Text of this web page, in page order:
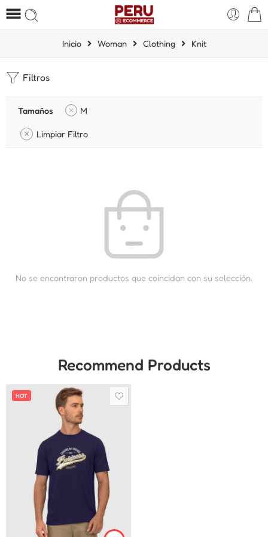
Inicio Woman Clothing Knit
Filtros
Tamaños M
Limpiar Filtro
No se encontraron productos que coincidan con su selección.
Recommend Products
HOT